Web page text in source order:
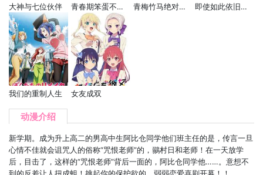
大神与七位伙伴 青春期笨蛋不做兔女郎学姐的梦 青梅竹马绝对不会输的恋爱喜剧 即使如此依旧步步进逼
我们的重制人生 女友成双
动漫介绍
新学期。成为升上高二的男高中生阿比仓同学他们班主任的是，传言一旦
心情不佳就会诅咒人的俗称“咒恨老师”的，鶸村日和老师！在一天放学
后，目击了，这样的“咒恨老师”背后一面的，阿比仓同学他……。意想不
到的反差让人扭成蛆！挑起你的保护欲的，弱弱恋爱喜剧开幕！！